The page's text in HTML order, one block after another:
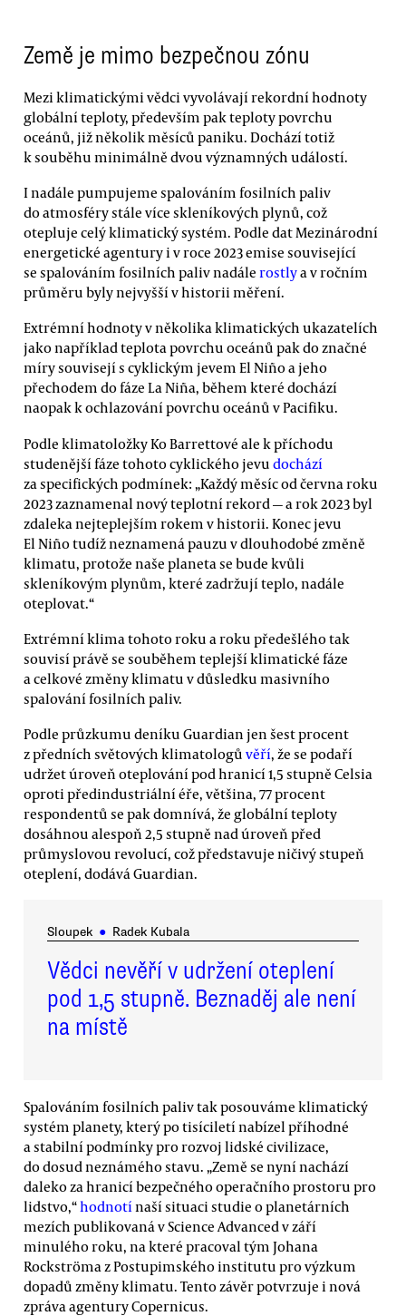
Země je mimo bezpečnou zónu
Mezi klimatickými vědci vyvolávají rekordní hodnoty
globální teploty, především pak teploty povrchu
oceánů, již několik měsíců paniku. Dochází totiž
k souběhu minimálně dvou významných událostí.
I nadále pumpujeme spalováním fosilních paliv
do atmosféry stále více skleníkových plynů, což
otepluje celý klimatický systém. Podle dat Mezinárodní
energetické agentury i v roce 2023 emise související
se spalováním fosilních paliv nadále rostlya v ročním
průměru byly nejvyšší v historii měření.
Extrémní hodnoty v několika klimatických ukazatelích
jako například teplota povrchu oceánů pak do značné
míry souvisejí s cyklickým jevem El Niño a jeho
přechodem do fáze La Niña, během které dochází
naopak k ochlazování povrchu oceánů v Pacifiku.
Podle klimatoložky Ko Barrettové ale k příchodu
studenější fáze tohoto cyklického jevu dochází
za specifických podmínek: „Každý měsíc od června roku
2023 zaznamenal nový teplotní rekord — a rok 2023 byl
zdaleka nejteplejším rokem v historii. Konec jevu
El Niño tudíž neznamená pauzu v dlouhodobé změně
klimatu, protože naše planeta se bude kvůli
skleníkovým plynům, které zadržují teplo, nadále
oteplovat.“
Extrémní klima tohoto roku a roku předešlého tak
souvisí právě se souběhem teplejší klimatické fáze
a celkové změny klimatu v důsledku masivního
spalování fosilních paliv.
Podle průzkumu deníku Guardian jen šest procent
z předních světových klimatologů věří, že se podaří
udržet úroveň oteplování pod hranicí 1,5 stupně Celsia
oproti předindustriální éře, většina, 77 procent
respondentů se pak domnívá, že globální teploty
dosáhnou alespoň 2,5 stupně nad úroveň před
průmyslovou revolucí, což představuje ničivý stupeň
oteplení, dodává Guardian.
Sloupek ● Radek Kubala
Vědci nevěří v udržení oteplení
pod 1,5 stupně. Beznaděj ale není
na místě
Spalováním fosilních paliv tak posouváme klimatický
systém planety, který po tisíciletí nabízel příhodné
a stabilní podmínky pro rozvoj lidské civilizace,
do dosud neznámého stavu. „Země se nyní nachází
daleko za hranicí bezpečného operačního prostoru pro
lidstvo,“hodnotí naší situaci studie o planetárních
mezích publikovaná v Science Advanced v září
minulého roku, na které pracoval tým Johana
Rockströma z Postupimského institutu pro výzkum
dopadů změny klimatu. Tento závěr potvrzuje i nová
zpráva agentury Copernicus.